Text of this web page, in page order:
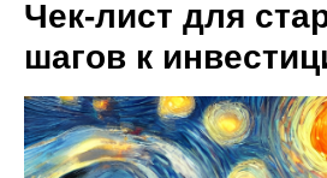
Чек-лист для
шагов к